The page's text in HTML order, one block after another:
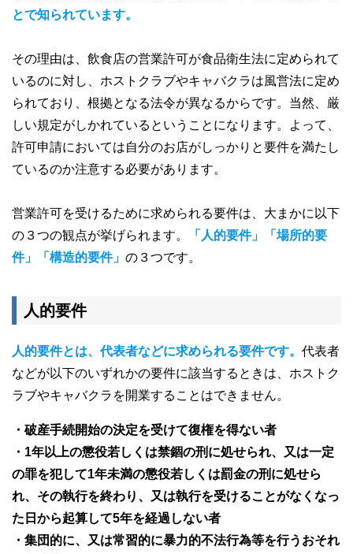
とで知られています。
その理由は、飲食店の営業許可が食品衛生法に定められて
いるのに対し、ホストクラブやキャバクラは風営法に定め
られており、根拠となる法令が異なるからです。当然、厳
しい規定がしかれているということになります。よって、
許可申請においては自分のお店がしっかりと要件を満たし
ているのか注意する必要があります。
営業許可を受けるために求められる要件は、大まかに以下
の３つの観点が挙げられます。
「人的要件」「場所的要
件」「構造的要件」 の３つです。
人的要件
人的要件とは、代表者などに求められる要件です。 代表者
などが以下のいずれかの要件に該当するときは、ホストク
ラブやキャバクラを開業することはできません。
・破産手続開始の決定を受けて復権を得ない者
・1年以上の懲役若しくは禁錮の刑に処せられ、又は一定
の罪を犯して1年未満の懲役若しくは罰金の刑に処せら
れ、その執行を終わり、又は執行を受けることがなくなっ
た日から起算して5年を経過しない者
・集団的に、又は常習的に暴力的不法行為等を行うおそれ